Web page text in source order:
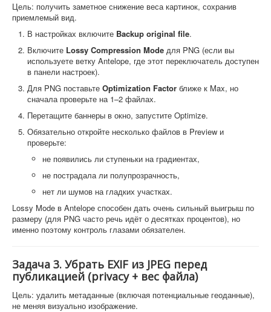
Цель: получить заметное снижение веса картинок, сохранив
приемлемый вид.
В настройках включите Backup original file.
Включите Lossy Compression Mode для PNG (если вы
используете ветку Antelope, где этот переключатель доступен
в панели настроек).
Для PNG поставьте Optimization Factor ближе к Max, но
сначала проверьте на 1–2 файлах.
Перетащите баннеры в окно, запустите Optimize.
Обязательно откройте несколько файлов в Preview и
проверьте:
не появились ли ступеньки на градиентах,
не пострадала ли полупрозрачность,
нет ли шумов на гладких участках.
Lossy Mode в Antelope способен дать очень сильный выигрыш по
размеру (для PNG часто речь идёт о десятках процентов), но
именно поэтому контроль глазами обязателен.
Задача 3. Убрать EXIF из JPEG перед
публикацией (privacy + вес файла)
Цель: удалить метаданные (включая потенциальные геоданные),
не меняя визуально изображение.